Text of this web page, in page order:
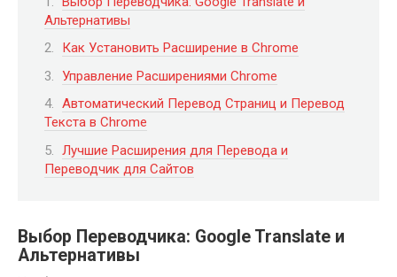
Альтернативы
Как Установить Расширение в Chrome
Управление Расширениями Chrome
Автоматический Перевод Страниц и Перевод
Текста в Chrome
Лучшие Расширения для Перевода и
Переводчик для Сайтов
Выбор Переводчика: Google Translate и
Альтернативы